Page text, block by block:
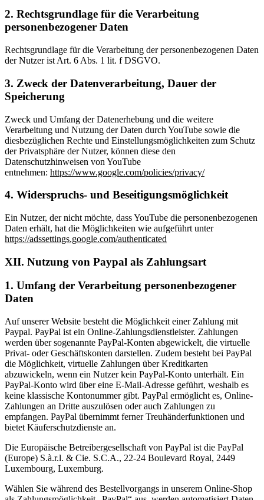
2. Rechtsgrundlage für die Verarbeitung
personenbezogener Daten
Rechtsgrundlage für die Verarbeitung der personenbezogenen Daten
der Nutzer ist Art. 6 Abs. 1 lit. f DSGVO.
3. Zweck der Datenverarbeitung, Dauer der
Speicherung
Zweck und Umfang der Datenerhebung und die weitere
Verarbeitung und Nutzung der Daten durch YouTube sowie die
diesbezüglichen Rechte und Einstellungsmöglichkeiten zum Schutz
der Privatsphäre der Nutzer, können diese den
Datenschutzhinweisen von YouTube
entnehmen: https://www.google.com/policies/privacy/
4. Widerspruchs- und Beseitigungsmöglichkeit
Ein Nutzer, der nicht möchte, dass YouTube die personenbezogenen
Daten erhält, hat die Möglichkeiten wie aufgeführt unter
https://adssettings.google.com/authenticated
XII. Nutzung von Paypal als Zahlungsart
1. Umfang der Verarbeitung personenbezogener
Daten
Auf unserer Website besteht die Möglichkeit einer Zahlung mit
Paypal. PayPal ist ein Online-Zahlungsdienstleister. Zahlungen
werden über sogenannte PayPal-Konten abgewickelt, die virtuelle
Privat- oder Geschäftskonten darstellen. Zudem besteht bei PayPal
die Möglichkeit, virtuelle Zahlungen über Kreditkarten
abzuwickeln, wenn ein Nutzer kein PayPal-Konto unterhält. Ein
PayPal-Konto wird über eine E-Mail-Adresse geführt, weshalb es
keine klassische Kontonummer gibt. PayPal ermöglicht es, Online-
Zahlungen an Dritte auszulösen oder auch Zahlungen zu
empfangen. PayPal übernimmt ferner Treuhänderfunktionen und
bietet Käuferschutzdienste an.
Die Europäische Betreibergesellschaft von PayPal ist die PayPal
(Europe) S.à.r.l. & Cie. S.C.A., 22-24 Boulevard Royal, 2449
Luxembourg, Luxemburg.
Wählen Sie während des Bestellvorgangs in unserem Online-Shop